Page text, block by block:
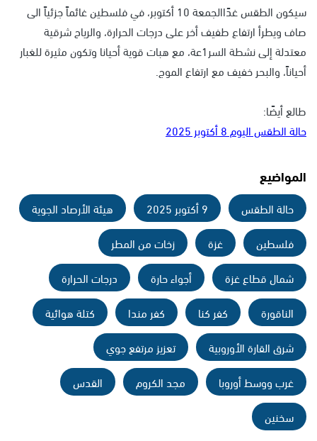
سيكون الطقس غدًاالجمعة 10 أكتوبر، في فلسطين غائماً جزئياً الى
صاف ويطرأ ارتفاع طفيف أخر على درجات الحرارة، والرياح شرقية
معتدلة إلى نشطة السر1عة، مع هبات قوية أحيانا وتكون مثيرة للغبار
أحياناً، والبحر خفيف مع ارتفاع الموج.
طالع أيضًا:
حالة الطقس اليوم 8 أكتوبر 2025
المواضيع
حالة الطقس 9 أكتوبر 2025
هيئة الأرصاد الجوية
فلسطين
غزة
زخات من المطر
شمال قطاع غزة
أجواء حارة
درجات الحرارة
الناقورة
كفر كنا كفر مندا
كتلة هوائية
شرق القارة الأوروبية
تعزيز مرتفع جوي
غرب ووسط أوروبا
مجد الكروم
القدس
سخنين